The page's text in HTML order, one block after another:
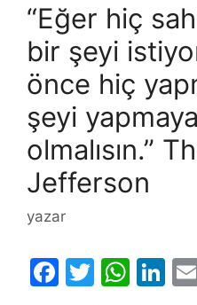
“Eğer hiç
bir şeyi
önce hiç
şeyi
olmalısın.”
Jefferson
yazar
F
T
W Li